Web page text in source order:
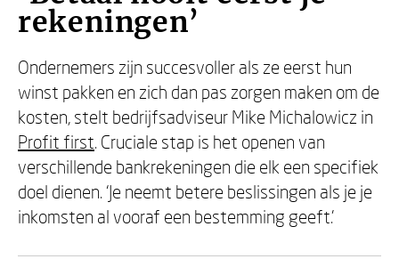
rekeningen’
Ondernemers zijn succesvoller als ze eerst hun
winst pakken en zich dan pas zorgen maken om de
kosten, stelt bedrijfsadviseur Mike Michalowicz in
Profit first. Cruciale stap is het openen van
verschillende bankrekeningen die elk een specifiek
doel dienen. ‘Je neemt betere beslissingen als je je
inkomsten al vooraf een bestemming geeft.’